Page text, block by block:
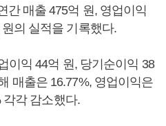
간 매출 475억 원, 영업이익
의 실적을 기록했다.
이익 44억 원, 당기순이익 38
매출은 16.77%, 영업이익은
각각 감소했다.